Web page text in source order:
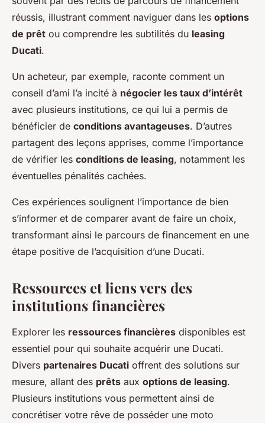
réussis, illustrant comment naviguer dans les options
de prêt ou comprendre les subtilités du leasing
Ducati.
Un acheteur, par exemple, raconte comment un
conseil d’ami l’a incité à négocier les taux d’intérêt
avec plusieurs institutions, ce qui lui a permis de
bénéficier de conditions avantageuses. D’autres
partagent des leçons apprises, comme l’importance
de vérifier les conditions de leasing, notamment les
éventuelles pénalités cachées.
Ces expériences soulignent l’importance de bien
s’informer et de comparer avant de faire un choix,
transformant ainsi le parcours de financement en une
étape positive de l’acquisition d’une Ducati.
Ressources et liens vers des
institutions financières
Explorer les ressources financières disponibles est
essentiel pour qui souhaite acquérir une Ducati.
Divers partenaires Ducati offrent des solutions sur
mesure, allant des prêts aux options de leasing.
Plusieurs institutions vous permettent ainsi de
concrétiser votre rêve de posséder une moto